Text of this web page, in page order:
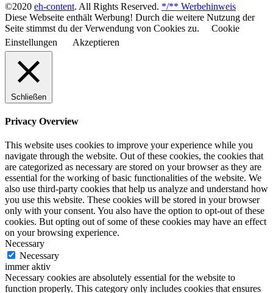
©2020 eh-content. All Rights Reserved. */** Werbehinweis
Diese Webseite enthält Werbung! Durch die weitere Nutzung der
Seite stimmst du der Verwendung von Cookies zu.
Cookie
Einstellungen
Akzeptieren
Schließen
Privacy Overview
This website uses cookies to improve your experience while you
navigate through the website. Out of these cookies, the cookies that
are categorized as necessary are stored on your browser as they are
essential for the working of basic functionalities of the website. We
also use third-party cookies that help us analyze and understand how
you use this website. These cookies will be stored in your browser
only with your consent. You also have the option to opt-out of these
cookies. But opting out of some of these cookies may have an effect
on your browsing experience.
Necessary
Necessary
immer aktiv
Necessary cookies are absolutely essential for the website to
function properly. This category only includes cookies that ensures